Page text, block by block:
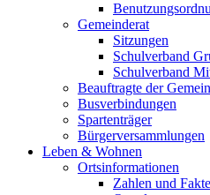
Gemeinderat
Sitzungen
Schulverband
Schulverband
Beauftragte der
Busverbindungen
Spartenträger
Bürgerversammlungen
Leben & Wohnen
Ortsinformationen
Zahlen und